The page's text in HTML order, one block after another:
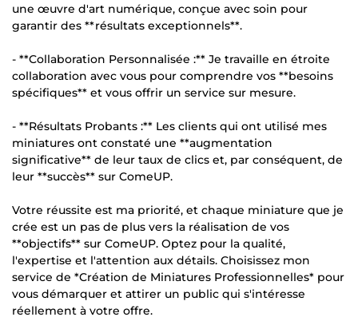
une œuvre d'art numérique, conçue avec soin pour
garantir des **résultats exceptionnels**.
- **Collaboration Personnalisée :** Je travaille en étroite
collaboration avec vous pour comprendre vos **besoins
spécifiques** et vous offrir un service sur mesure.
- **Résultats Probants :** Les clients qui ont utilisé mes
miniatures ont constaté une **augmentation
significative** de leur taux de clics et, par conséquent, de
leur **succès** sur ComeUP.
Votre réussite est ma priorité, et chaque miniature que je
crée est un pas de plus vers la réalisation de vos
**objectifs** sur ComeUP. Optez pour la qualité,
l'expertise et l'attention aux détails. Choisissez mon
service de *Création de Miniatures Professionnelles* pour
vous démarquer et attirer un public qui s'intéresse
réellement à votre offre.